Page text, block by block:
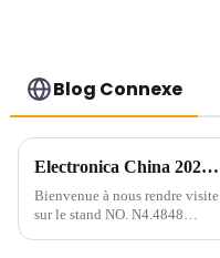
Blog Connexe
Electronica China 2024 : visitez-nous du 8 au 10 juillet !
Bienvenue à nous rendre visite
sur le stand NO. N4.4848